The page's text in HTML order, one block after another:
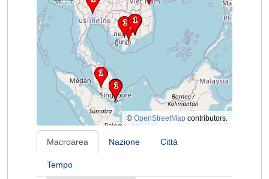
© OpenStreetMap contributors.
Macroarea Nazione Città
Tempo